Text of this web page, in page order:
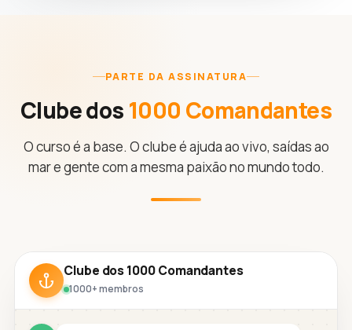
PARTE DA ASSINATURA
Clube dos 1000 Comandantes
O curso é a base. O clube é ajuda ao vivo, saídas ao
mar e gente com a mesma paixão no mundo todo.
Clube dos 1000 Comandantes
1000+ membros